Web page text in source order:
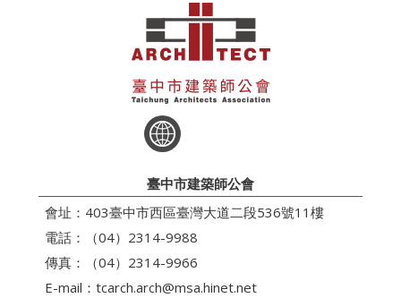
臺中市建築師公會
會址：403臺中市西區臺灣大道二段536號11樓
電話：（04）2314-9988
傳真：（04）2314-9966
E-mail： tcarch.arch@msa.hinet.net